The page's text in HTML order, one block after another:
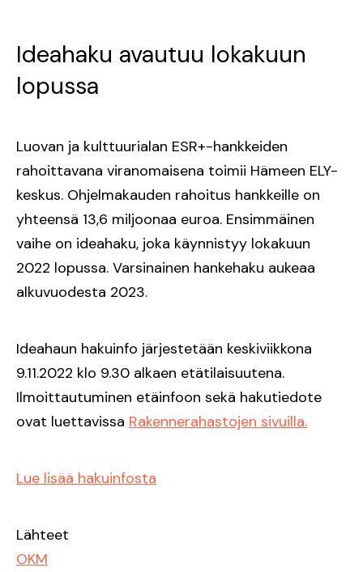
Ideahaku avautuu lokakuun
lopussa
Luovan ja kulttuurialan ESR+-hankkeiden
rahoittavana viranomaisena toimii Hämeen ELY-
keskus. Ohjelmakauden rahoitus hankkeille on
yhteensä 13,6 miljoonaa euroa. Ensimmäinen
vaihe on ideahaku, joka käynnistyy lokakuun
2022 lopussa. Varsinainen hankehaku aukeaa
alkuvuodesta 2023.
Ideahaun hakuinfo järjestetään keskiviikkona
9.11.2022 klo 9.30 alkaen etätilaisuutena.
Ilmoittautuminen etäinfoon sekä hakutiedote
ovat luettavissa Rakennerahastojen sivuilla.
Lue lisää hakuinfosta
Lähteet
OKM